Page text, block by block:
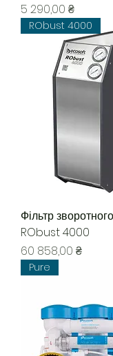
Цена
5 290,00 ₴
RObust 4000
Фільтр
RObust 4000
Цена
60 858,00 ₴
Pure